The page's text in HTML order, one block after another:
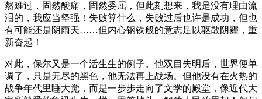
然难过，固然酸痛，固然委屈，但此刻想来，我是没有理由流
泪的，我应当坚强！失败算什么，失败过后也许是成功，但也
有可能还是阴雨天……但内心钢铁般的意志足以驱散阴霾，重
新奋起！
对此，保尔又是一个活生生的例子。他双目失明后，世界便单
调了，只是无尽的黑色，他无法再上战场。但他没有在火热的
战争年代里睡大觉，而是一步步走向了文学的殿堂，像近代大